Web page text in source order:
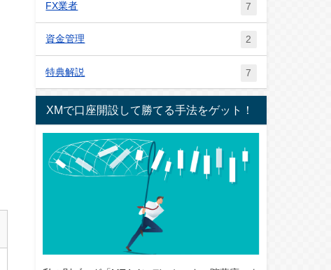
FX業者 7
資金管理 2
特典解説 7
XMで口座開設して勝てる手法をゲット！